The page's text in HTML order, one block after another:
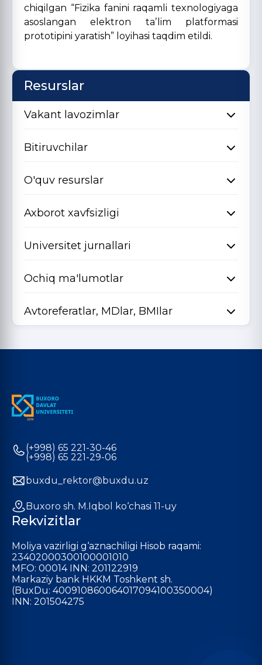
chiqilgan “Fizika fanini raqamli texnologiyaga
asoslangan elektron taʼlim platformasi
prototipini yaratish” loyihasi taqdim etildi.
Resurslar
Vakant lavozimlar
Bitiruvchilar
O'quv resurslar
Axborot xavfsizligi
Universitet jurnallari
Ochiq ma'lumotlar
Avtoreferatlar, MDlar, BMIlar
(+998) 65 221-30-46
(+998) 65 221-29-06
buxdu_rektor@buxdu.uz
Buxoro sh. M.Iqbol ko‘chasi 11-uy
Rekvizitlar
Moliya vazirligi g‘aznachiligi Hisob raqami:
23402000300100001010
MFO: 00014 INN: 201122919
Markaziy bank HKKM Toshkent sh.
(BuxDu: 400910860064017094100350004)
INN: 201504275